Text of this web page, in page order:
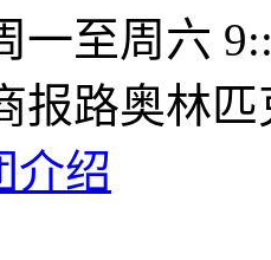
一至周六
报路奥林匹
介绍